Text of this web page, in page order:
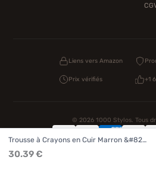
Liens vers Amazon
Prix vérifiés +1
© 2026 1000 Stylos. Tous
Trousse à Crayons en Cuir Marron &#82…
30.39 €